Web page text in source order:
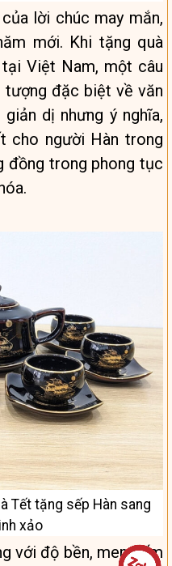
lời chúc may mắn,
mới. Khi tặng quà
Việt Nam, một câu
đặc biệt về văn
dị nhưng ý nghĩa,
cho người Hàn trong
đồng trong phong tục
Tết tặng sếp Hàn sang
xảo
với độ bền, men gốm